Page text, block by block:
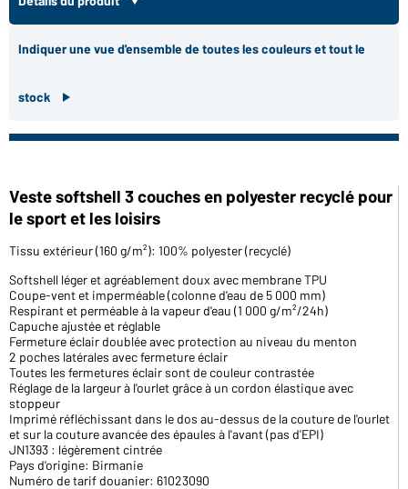
Indiquer une vue d'ensemble de toutes les couleurs et tout le
stock
Veste softshell 3 couches en polyester recyclé pour
le sport et les loisirs
Tissu extérieur (160 g/m²): 100% polyester (recyclé)
Softshell léger et agréablement doux avec membrane TPU
Coupe-vent et imperméable (colonne d'eau de 5 000 mm)
Respirant et perméable à la vapeur d'eau (1 000 g/m²/24h)
Capuche ajustée et réglable
Fermeture éclair doublée avec protection au niveau du menton
2 poches latérales avec fermeture éclair
Toutes les fermetures éclair sont de couleur contrastée
Réglage de la largeur à l'ourlet grâce à un cordon élastique avec
stoppeur
Imprimé réfléchissant dans le dos au-dessus de la couture de l'ourlet
et sur la couture avancée des épaules à l'avant (pas d'EPI)
JN1393 : légèrement cintrée
Pays d'origine: Birmanie
Numéro de tarif douanier: 61023090